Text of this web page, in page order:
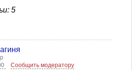
5
Сообщить модератору